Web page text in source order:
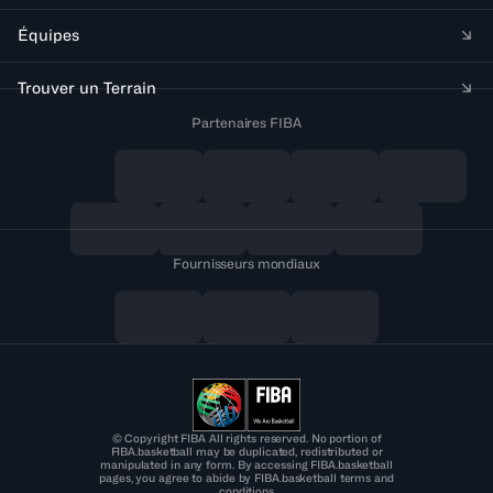
Équipes
Trouver un Terrain
Partenaires FIBA
Fournisseurs mondiaux
© Copyright FIBA All rights reserved. No portion of
FIBA.basketball may be duplicated, redistributed or
manipulated in any form. By accessing FIBA.basketball
pages, you agree to abide by FIBA.basketball terms and